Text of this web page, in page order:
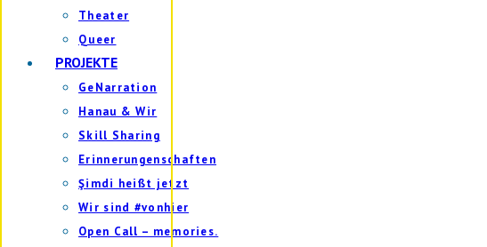
Theater
Queer
PROJEKTE
GeNarration
Hanau & Wir
Skill Sharing
Erinnerungenschaften
Şimdi heißt jetzt
Wir sind #vonhier
Open Call – memories.